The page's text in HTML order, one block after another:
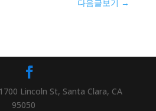
다음글보기 →
Lincoln St, Santa Clara, CA
95050